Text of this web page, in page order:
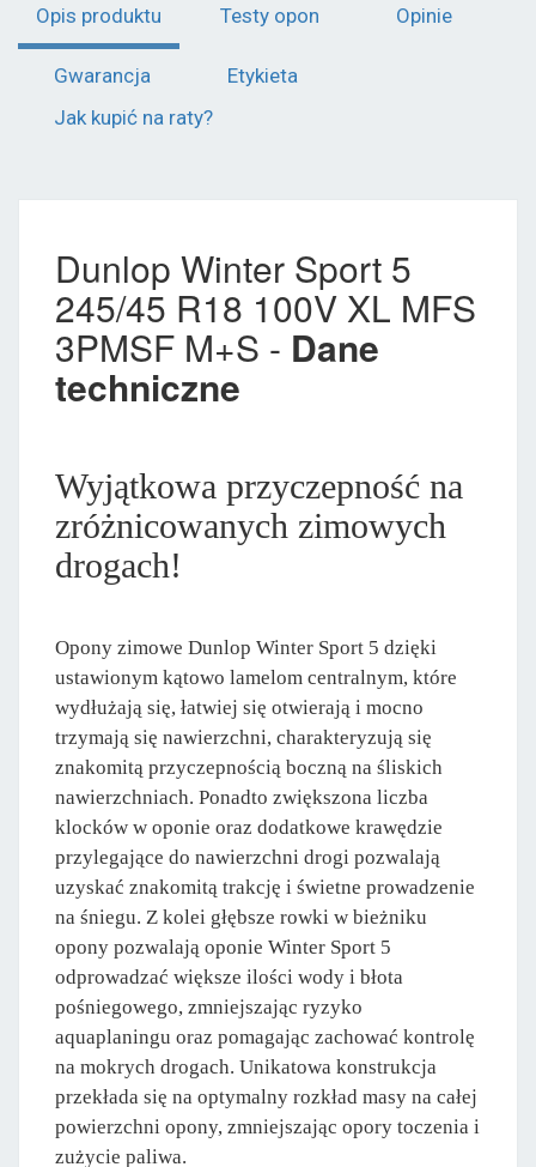
Opis produktu Testy opon Opinie
Gwarancja
Etykieta
Jak kupić na raty?
Dunlop Winter Sport 5
245/45 R18 100V XL MFS
3PMSF M+S - Dane
techniczne
Wyjątkowa przyczepność na
zróżnicowanych zimowych
drogach!
Opony zimowe Dunlop Winter Sport 5 dzięki
ustawionym kątowo lamelom centralnym, które
wydłużają się, łatwiej się otwierają i mocno
trzymają się nawierzchni, charakteryzują się
znakomitą przyczepnością boczną na śliskich
nawierzchniach. Ponadto zwiększona liczba
klocków w oponie oraz dodatkowe krawędzie
przylegające do nawierzchni drogi pozwalają
uzyskać znakomitą trakcję i świetne prowadzenie
na śniegu. Z kolei głębsze rowki w bieżniku
opony pozwalają oponie Winter Sport 5
odprowadzać większe ilości wody i błota
pośniegowego, zmniejszając ryzyko
aquaplaningu oraz pomagając zachować kontrolę
na mokrych drogach. Unikatowa konstrukcja
przekłada się na optymalny rozkład masy na całej
powierzchni opony, zmniejszając opory toczenia i
zużycie paliwa.